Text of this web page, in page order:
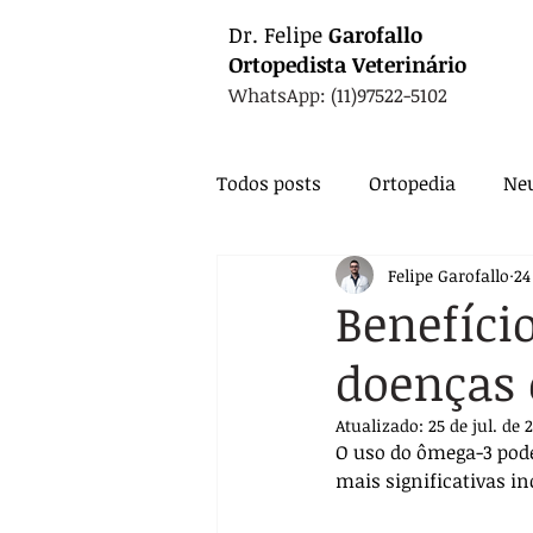
Dr. Felipe Garofallo
Ortopedista Veterinário
WhatsApp: (11)97522-5102
Todos posts Ortopedia
Animais Exóticos
Endocrinologia
Nutrição Exames
Felipe Garofallo
Atualizado: 25 de jul. de
O uso do ômega-3
mais significativas